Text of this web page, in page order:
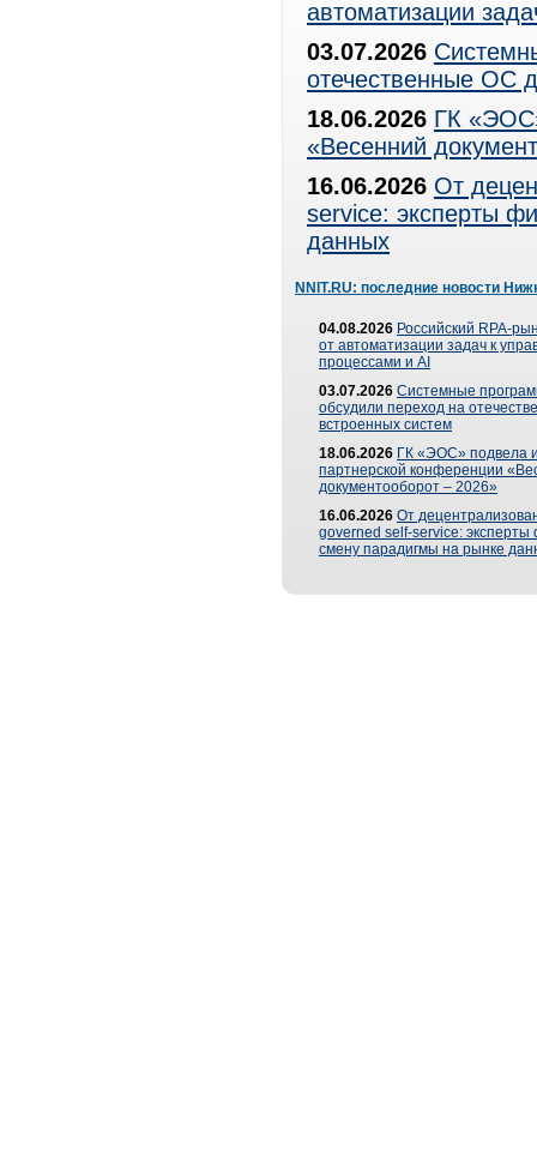
автоматизации
03.07.2026
отечественные ОС
18.06.2026 ГК
«Весенний
16.06.2026 От
service: эксперты
данных
NNIT.RU: последние новости
04.08.2026 Российский RPA-
от автоматизации задач к
процессами и AI
03.07.2026 Системные
обсудили переход на
встроенных систем
18.06.2026 ГК «ЭОС» подвела
партнерской конференции
документооборот – 2026»
16.06.2026 От
governed self-service: эксперты
смену парадигмы на рынке